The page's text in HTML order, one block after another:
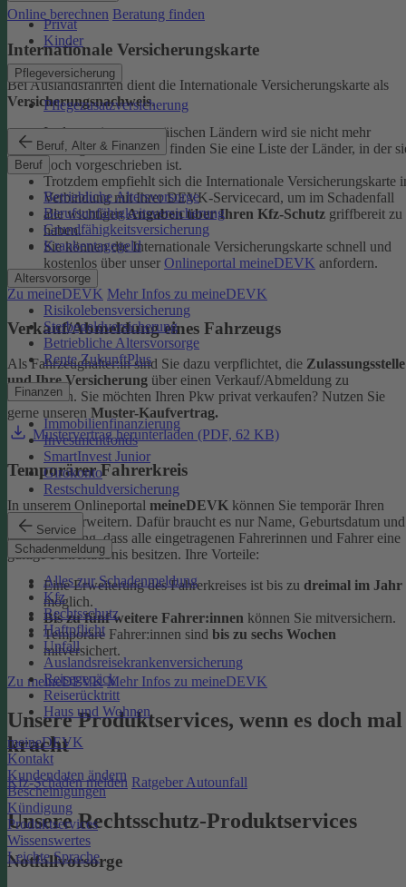
Privat
Kinder
Pflegeversicherung
Pflegezusatzversicherung
Beruf, Alter & Finanzen
Beruf
Betriebliche Altersvorsorge
Berufsunfähigkeitsversicherung
Grundfähigkeitsversicherung
Krankentagegeld
Altersvorsorge
Risikolebensversicherung
Sterbegeldversicherung
Betriebliche Altersvorsorge
Rente ZukunftPlus
Finanzen
Immobilienfinanzierung
Investmentfonds
SmartInvest Junior
Girokonto
Restschuldversicherung
Service
Schadenmeldung
Alles zur Schadenmeldung
Kfz
Rechtsschutz
Haftpflicht
Unfall
Auslandsreisekrankenversicherung
Reisegepäck
Reiserücktritt
Haus und Wohnen
meineDEVK
Kontakt
Kundendaten ändern
Bescheinigungen
Kündigung
Produktservices
Wissenswertes
Leichte Sprache
Online berechnen Beratung finden
Internationale Versicherungskarte
Bei Auslandsfahrten dient die Internationale Versicherungskarte als
Versicherungsnachweis.
In den meisten europäischen Ländern wird sie nicht mehr
verlangt. In denFAQ
finden Sie eine Liste der Länder, in der
noch vorgeschrieben ist.
Trotzdem empfiehlt sich die Internationale Versicherungskarte
Verbindung mit Ihrer DEVK-Servicecard, um im Schadenfall
alle wichtigenAngaben über Ihren Kfz-Schutz griffbereit zu
haben.
Sie können die Internationale Versicherungskarte schnell und
kostenlos über unser Onlineportal meineDEVK anfordern.
Zu meineDEVK Mehr Infos zu meineDEVK
Verkauf/Abmeldung eines Fahrzeugs
Als Fahrzeughalter:in sind Sie dazu verpflichtet, die Zulassungsstelle
und Ihre Versicherung über einen Verkauf/Abmeldung zu
informieren. Sie möchten Ihren Pkw privat verkaufen? Nutzen Sie
gerne unseren Muster-Kaufvertrag.
Mustervertrag herunterladen (PDF, 62 KB)
Temporärer Fahrerkreis
In unserem Onlineportal meineDEVK können Sie temporär Ihren
Fahrerkreis erweitern. Dafür braucht es nur Name, Geburtsdatum und
die Bestätigung, dass alle eingetragenen Fahrerinnen und Fahrer eine
gültige Fahrerlaubnis besitzen. Ihre Vorteile:
Eine Erweiterung des Fahrerkreises ist bis zu dreimal im Jahr
möglich.
Bis zu fünf weitere Fahrer:innen können Sie mitversichern.
Temporäre Fahrer:innen sind bis zu sechs Wochen
mitversichert.
Zu meineDEVK Mehr Infos zu meineDEVK
Unsere Produktservices, wenn es doch mal
kracht
Kfz-Schaden melden Ratgeber Autounfall
Unsere Rechtsschutz-Produktservices
Notfallvorsorge